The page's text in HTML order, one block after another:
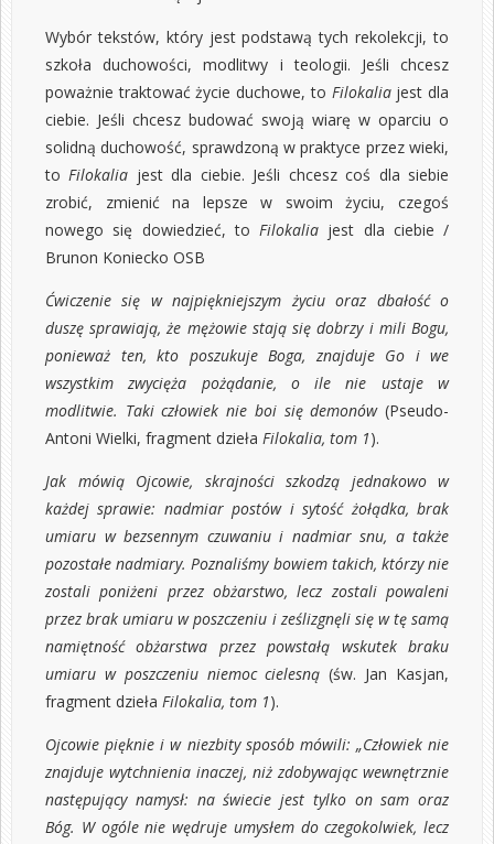
Wybór tekstów, który jest podstawą tych rekolekcji, to
szkoła duchowości, modlitwy i teologii. Jeśli chcesz
poważnie traktować życie duchowe, to Filokalia jest dla
ciebie. Jeśli chcesz budować swoją wiarę w oparciu o
solidną duchowość, sprawdzoną w praktyce przez wieki,
to Filokalia jest dla ciebie. Jeśli chcesz coś dla siebie
zrobić, zmienić na lepsze w swoim życiu, czegoś
nowego się dowiedzieć, to Filokalia jest dla ciebie /
Brunon Koniecko OSB
Ćwiczenie się w najpiękniejszym życiu oraz dbałość o
duszę sprawiają, że mężowie stają się dobrzy i mili Bogu,
ponieważ ten, kto poszukuje Boga, znajduje Go i we
wszystkim zwycięża pożądanie, o ile nie ustaje w
modlitwie. Taki człowiek nie boi się demonów (Pseudo-
Antoni Wielki, fragment dzieła Filokalia, tom 1).
Jak mówią Ojcowie, skrajności szkodzą jednakowo w
każdej sprawie: nadmiar postów i sytość żołądka, brak
umiaru w bezsennym czuwaniu i nadmiar snu, a także
pozostałe nadmiary. Poznaliśmy bowiem takich, którzy nie
zostali poniżeni przez obżarstwo, lecz zostali powaleni
przez brak umiaru w poszczeniu i ześlizgnęli się w tę samą
namiętność obżarstwa przez powstałą wskutek braku
umiaru w poszczeniu niemoc cielesną (św. Jan Kasjan,
fragment dzieła Filokalia, tom 1).
Ojcowie pięknie i w niezbity sposób mówili: „Człowiek nie
znajduje wytchnienia inaczej, niż zdobywając wewnętrznie
następujący namysł: na świecie jest tylko on sam oraz
Bóg. W ogóle nie wędruje umysłem do czegokolwiek, lecz